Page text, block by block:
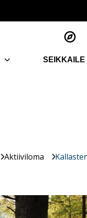
SEIKKAILE
Aktiiviloma